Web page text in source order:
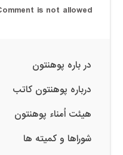
is not allowed
در باره پوهنتون
درباره پوهنتون کاتب
هیئت اُمناء پوهنتون
شوراها و کمیته ها